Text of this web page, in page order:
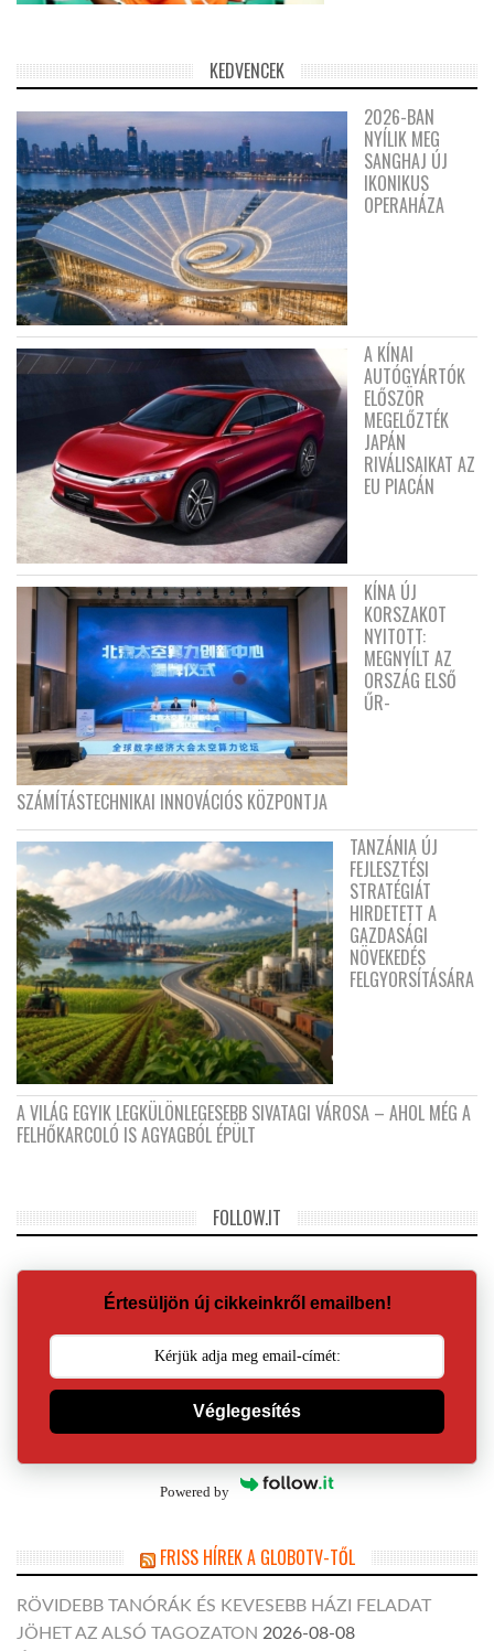
KEDVENCEK
2026-BAN
NYÍLIK MEG
SANGHAJ ÚJ
IKONIKUS
OPERAHÁZA
A KÍNAI
AUTÓGYÁRTÓK
ELŐSZÖR
MEGELŐZTÉK
JAPÁN
RIVÁLISAIKAT AZ
EU PIACÁN
KÍNA ÚJ
KORSZAKOT
NYITOTT:
MEGNYÍLT AZ
ORSZÁG ELSŐ
ŰR-
SZÁMÍTÁSTECHNIKAI INNOVÁCIÓS KÖZPONTJA
TANZÁNIA ÚJ
FEJLESZTÉSI
STRATÉGIÁT
HIRDETETT A
GAZDASÁGI
NÖVEKEDÉS
FELGYORSÍTÁSÁRA
A VILÁG EGYIK LEGKÜLÖNLEGESEBB SIVATAGI VÁROSA – AHOL MÉG A
FELHŐKARCOLÓ IS AGYAGBÓL ÉPÜLT
FOLLOW.IT
Értesüljön új cikkeinkről emailben!
Véglegesítés
Powered by
FRISS HÍREK A GLOBOTV-TŐL
RÖVIDEBB TANÓRÁK ÉS KEVESEBB HÁZI FELADAT
JÖHET AZ ALSÓ TAGOZATON 2026-08-08